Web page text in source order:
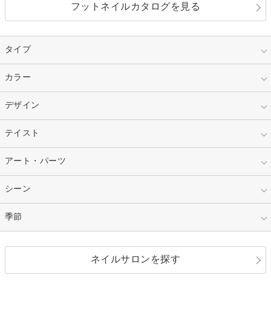
フットネイルカタログを見る
タイプ
指定なし
スカルプ
ネイルチップ
カラー
指定なし
ベージュ
レッド
シルバー グリーン
ブラウン
デザイン
指定なし
その他フレンチ
カラーグラデーション
ハート
アニマル
テイスト
指定なし
シンプル
カジュアル
アート・パーツ
指定なし
押し花
3D
シーン
指定なし
季節
ネイルサロンを探す